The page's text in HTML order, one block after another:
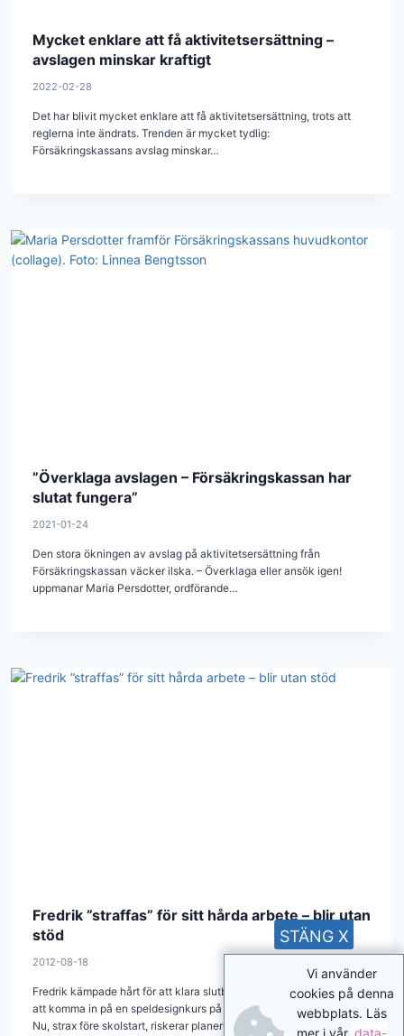
Mycket enklare att få aktivitetsersättning –
avslagen minskar kraftigt
2022-02-28
Det har blivit mycket enklare att få aktivitetsersättning, trots att
reglerna inte ändrats. Trenden är mycket tydlig:
Försäkringskassans avslag minskar…
”Överklaga avslagen – Försäkringskassan har
slutat fungera”
2021-01-24
Den stora ökningen av avslag på aktivitetsersättning från
Försäkringskassan väcker ilska. – Överklaga eller ansök igen!
uppmanar Maria Persdotter, ordförande…
Fredrik ”straffas” för sitt hårda arbete – blir utan
stöd
2012-08-18
Fredrik kämpade hårt för att klara slutbetyg i på gymnasiet och för
att komma in på en speldesignkurs på Ädelfors folkhögskola.
Nu, strax före skolstart, riskerar planerna att gå i kras eftersom han
Vi använder
cookies på denna
webbplats. Läs
mer i vår data-
STÄNG X